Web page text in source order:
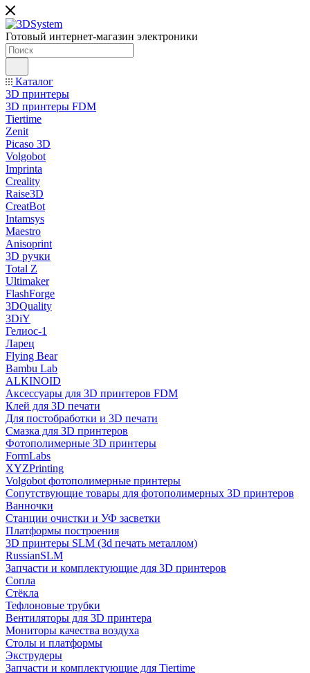
Готовый интернет-магазин электроники
Каталог
3D принтеры
3D принтеры FDM
Tiertime
Zenit
Picaso 3D
Volgobot
Imprinta
Creality
Raise3D
CreatBot
Intamsys
Maestro
Anisoprint
3D ручки
Total Z
Ultimaker
FlashForge
3DQuality
3DiY
Гелиос-1
Ларец
Flying Bear
Bambu Lab
ALKINOID
Аксессуары для 3D принтеров FDM
Клей для 3D печати
Для постобработки и 3D печати
Смазка для 3D принтеров
Фотополимерные 3D принтеры
FormLabs
XYZPrinting
Volgobot фотополимерные принтеры
Сопутствующие товары для фотополимерных 3D принтеров
Ванночки
Станции очистки и УФ засветки
Платформы построения
3D принтеры SLM (3d печать металлом)
RussianSLM
Запчасти и комплектующие для 3D принтеров
Сопла
Cтёкла
Тефлоновые трубки
Вентиляторы для 3D принтера
Мониторы качества воздуха
Столы и платформы
Экструдеры
Запчасти и комплектующие для Tiertime